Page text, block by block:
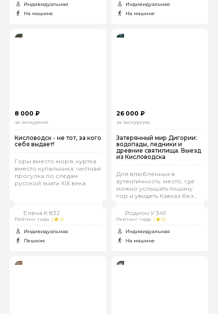
Индивидуальная
На машине
Индивидуальная
На машине
8 000 ₽
за экскурсию
Кисловодск - не тот, за кого
себя выдает!
Горы вместо моря, куртка
вместо купальника: честная
прогулка по следам
русской знати XIX века
Елена.К 832
Рейтинг гида (
0)
Индивидуальная
Пешком
26 000 ₽
за экскурсию
Затерянный мир Дигории:
водопады, ледники и
древние святилища. Выезд
из Кисловодска
Для влюбленных в
аутентичность: место, где
можно услышать тишину
гор и увидеть Кавказ без
Родион.У 349
Рейтинг гида (
0)
Индивидуальная
На машине